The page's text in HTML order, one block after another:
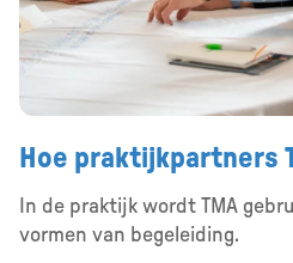
Hoe praktijkpartners
In de praktijk wordt TMA
vormen van begeleiding.